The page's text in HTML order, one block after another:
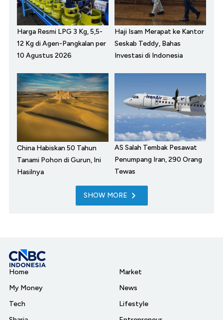
Harga Resmi LPG 3 Kg, 5,5-
12 Kg di Agen-Pangkalan per
10 Agustus 2026
Haji Isam Merapat ke Kantor
Seskab Teddy, Bahas
Investasi di Indonesia
China Habiskan 50 Tahun
Tanami Pohon di Gurun, Ini
Hasilnya
AS Salah Tembak Pesawat
Penumpang Iran, 290 Orang
Tewas
SHOW MORE
Home
My Money
Tech
Market
News
Lifestyle